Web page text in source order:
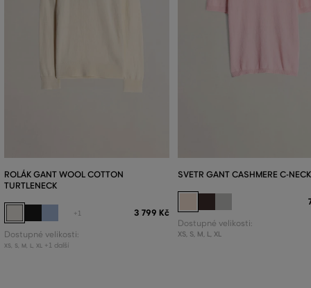
ROLÁK GANT WOOL COTTON
TURTLENECK
+1 3 799 Kč
Dostupné velikosti:
XS S M L XL +1 další
SVETR GANT CASHMERE C-
Dostupné velikosti:
XS, S, M, L, XL